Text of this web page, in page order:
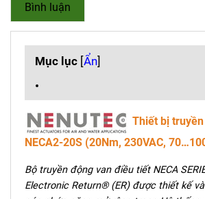
Bình luận
Mục lục [Ẩn]
Thiết bị
NECA2-20S (20Nm, 230VAC,
Bộ truyền động van điều tiết NECA
Electronic Return® (ER) được thiết kế